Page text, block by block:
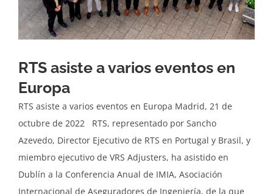
RTS asiste a varios eventos en
Europa
RTS asiste a varios eventos en Europa Madrid, 21 de
octubre de 2022 RTS, representado por Sancho
Azevedo, Director Ejecutivo de RTS en Portugal y Brasil, y
miembro ejecutivo de VRS Adjusters, ha asistido en
Dublín a la Conferencia Anual de IMIA, Asociación
Internacional de Aseguradores de Ingeniería, de la que